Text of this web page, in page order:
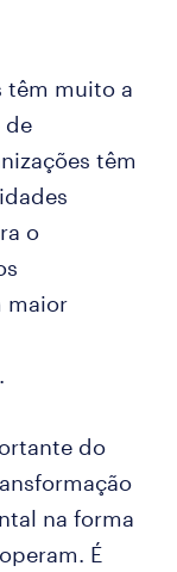
têm muito a
de
têm
o
maior
do
na forma
É